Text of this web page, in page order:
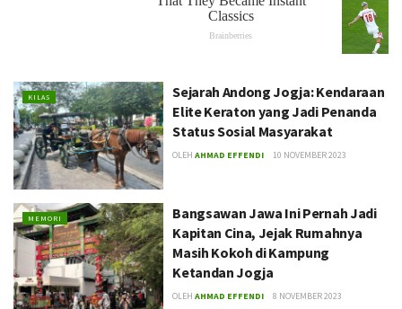
KILAS
Sejarah Andong Jogja: Kendaraan
Elite Keraton yang Jadi Penanda
Status Sosial Masyarakat
OLEH AHMAD EFFENDI 10 NOVEMBER 2023
MEMORI
Bangsawan Jawa Ini Pernah Jadi
Kapitan Cina, Jejak Rumahnya
Masih Kokoh di Kampung
Ketandan Jogja
OLEH AHMAD EFFENDI 8 NOVEMBER 2023